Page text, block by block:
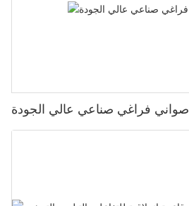
فراغي صناعي عالي الجودة